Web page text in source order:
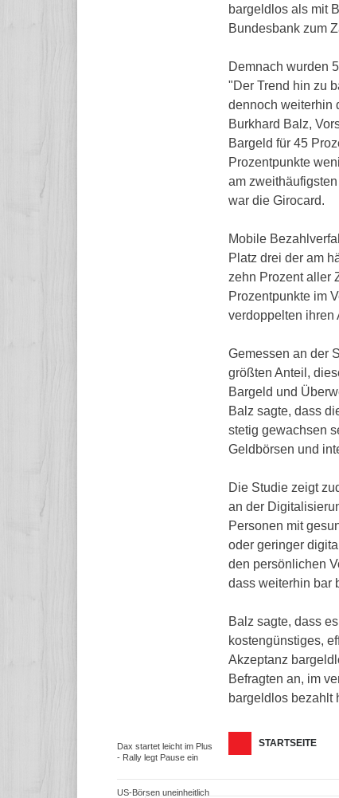
bargeldlos als mit
Bundesbank zum
Demnach wurden
"Der Trend hin zu
dennoch weiterhin
Burkhard Balz,
Bargeld für 45
Prozentpunkte
am
war die Girocard.
Mobile
Platz drei der am
zehn Prozent aller
Prozentpunkte im
verdoppelten ihren
Gemessen an der
größten Anteil,
Bargeld und
Balz sagte, dass
stetig gewachsen
Geldbörsen und
Die Studie zeigt
an der
Personen mit
oder geringer
den persönlichen
dass weiterhin bar
Balz sagte, dass
kostengünstiges,
Akzeptanz
Befragten an, im
bargeldlos bezahlt
STARTSEITE
Dax startet leicht im Plus
- Rally legt Pause ein
US-Börsen uneinheitlich